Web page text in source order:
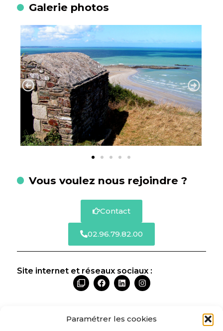
Paramétrer les cookies
Galerie photos
Vous voulez nous rejoindre ?
Contact
02.96.79.82.00
Site internet et réseaux sociaux :